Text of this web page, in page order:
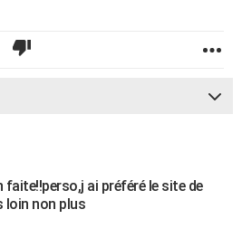
faite!!perso,j ai préféré le site de
loin non plus